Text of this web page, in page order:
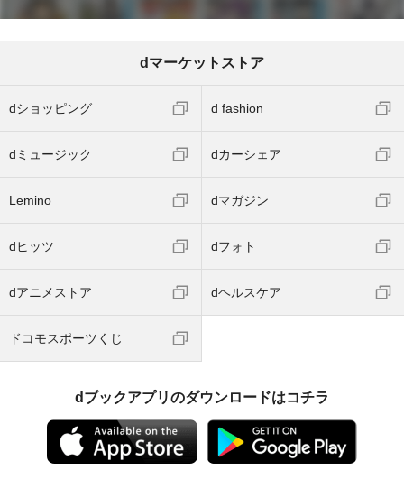
dマーケットストア
dショッピング d fashion
dミュージック dカーシェア
Lemino dマガジン
dヒッツ dフォト
dアニメストア dヘルスケア
ドコモスポーツくじ
dブックアプリのダウンロードはコチラ